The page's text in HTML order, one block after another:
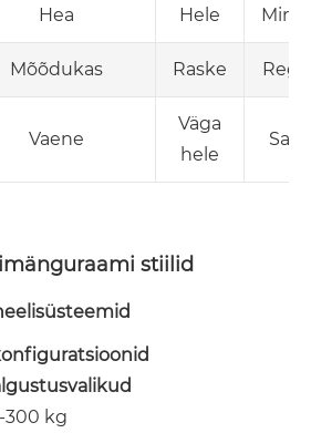
Hea Hele
Mõõdukas Raske
Vaene
Väga
hele
stiilid
300 kg